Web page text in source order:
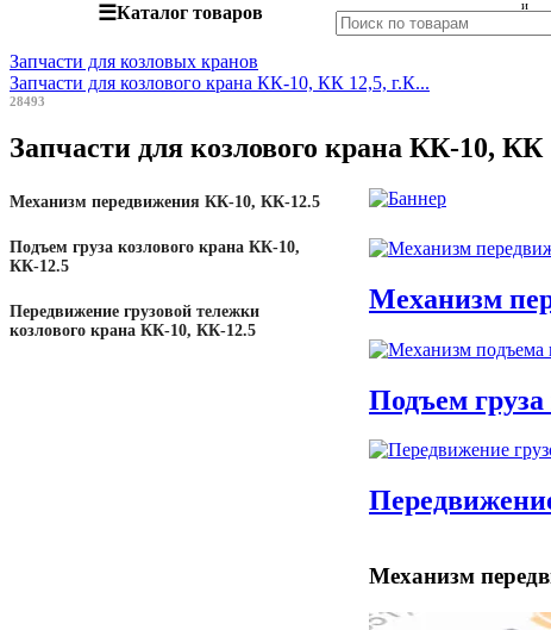
☰Каталог товаров
Запчасти для козловых кранов
Запчасти для козлового крана КК-10, КК 12,5, г.К...
28493
Запчасти для козлового крана КК-10,
Механизм передвижения КК-10, КК-12.5
Подъем груза козлового крана КК-10,
КК-12.5
Передвижение грузовой тележки
козлового крана КК-10, КК-12.5
Механизм
Подъем
Механизм